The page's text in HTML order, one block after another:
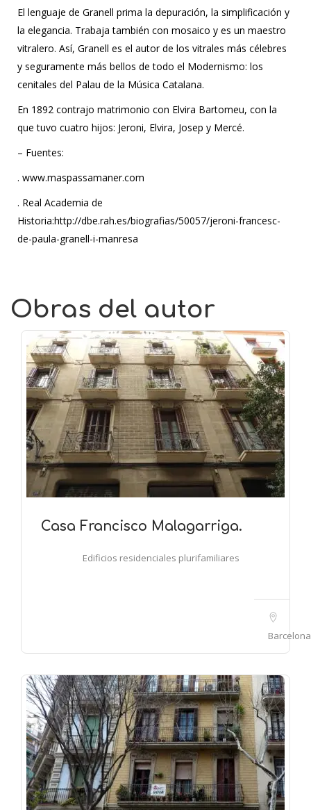
El lenguaje de Granell prima la depuración, la simplificación y
la elegancia. Trabaja también con mosaico y es un maestro
vitralero. Así, Granell es el autor de los vitrales más célebres
y seguramente más bellos de todo el Modernismo: los
cenitales del Palau de la Música Catalana.
En 1892 contrajo matrimonio con Elvira Bartomeu, con la
que tuvo cuatro hijos: Jeroni, Elvira, Josep y Mercé.
– Fuentes:
. www.maspassamaner.com
. Real Academia de
Historia:http://dbe.rah.es/biografias/50057/jeroni-francesc-
de-paula-granell-i-manresa
Obras del autor
Casa Francisco Malagarriga.
Edificios residenciales plurifamiliares
Barcelona